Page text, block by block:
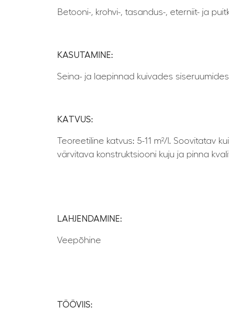
Betooni-, krohvi-, tasandus-, eterniit- ja
KASUTAMINE:
Seina- ja laepinnad kuivades
KATVUS:
Teoreetiline katvus: 5-11 m²/l. Soovitatav
värvitava konstruktsiooni kuju ja pinna
LAHJENDAMINE:
Veepõhine
TÖÖVIIS: